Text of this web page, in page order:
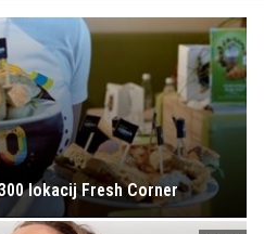
lokacij Fresh Corner